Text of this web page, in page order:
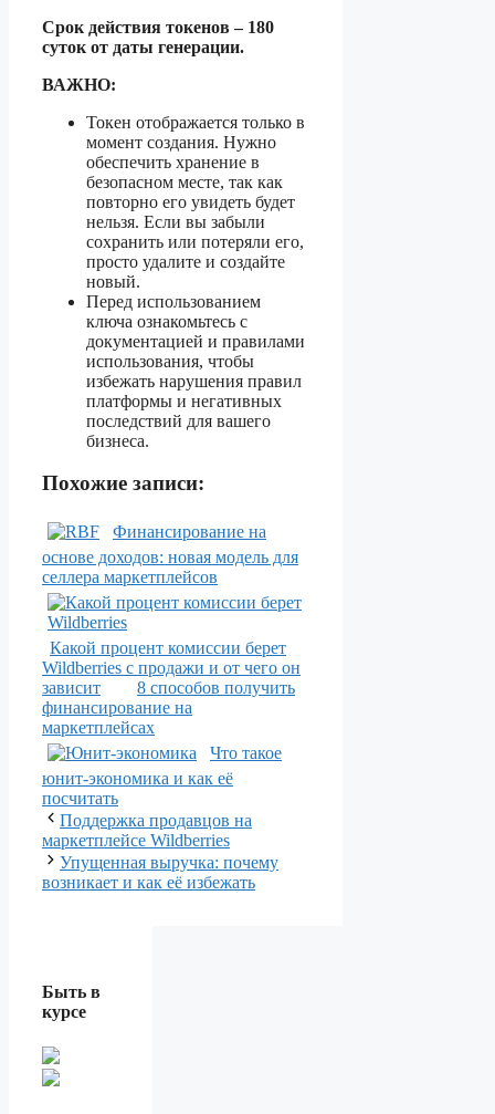
Срок действия токенов – 180
суток от даты генерации.
ВАЖНО:
Токен отображается только в
момент создания. Нужно
обеспечить хранение в
безопасном месте, так как
повторно его увидеть будет
нельзя. Если вы забыли
сохранить или потеряли его,
просто удалите и создайте
новый.
Перед использованием
ключа ознакомьтесь с
документацией и правилами
использования, чтобы
избежать нарушения правил
платформы и негативных
последствий для вашего
бизнеса.
Похожие записи:
Финансирование на
основе доходов: новая модель для
селлера маркетплейсов
Какой процент комиссии берет
Wildberries с продажи и от чего он
зависит
8 способов получить
финансирование на
маркетплейсах
Что такое
юнит-экономика и как её
посчитать
Поддержка продавцов на
маркетплейсе Wildberries
Упущенная выручка: почему
возникает и как её избежать
Быть в
курсе